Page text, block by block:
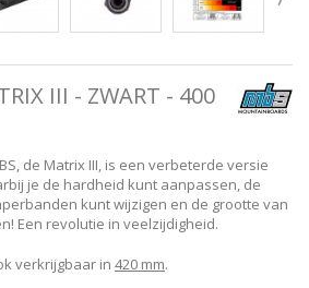
III - ZWART - 400
de Matrix III, is een verbeterde versie
je de hardheid kunt aanpassen, de
kunt wijzigen en de grootte van
Een revolutie in veelzijdigheid.
verkrijgbaar in 420 mm.